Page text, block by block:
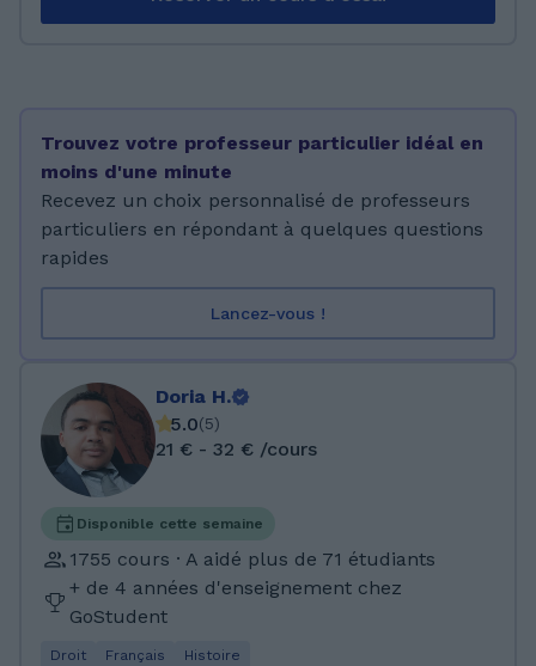
réceptionniste dans un hôtel étoilé qui
me paraît essentiel. J'ai eu la note de 16 à
l'oral et 15 à l'écrit, lors de mon baccalauréat
ES. J'ai aussi obtenu une certification Voltaire.
✅ ✍🏻 A ma plus grande surprise, j'ai été
énormément sollicitée pour préparer des
examens relatifs aux test de compétences
linguistiques en français (ici et sur une autre
des personnes voulant acquérir la nationalité
française, des étrangers, des personnes
amoureuses de la culture française... 🗺️ ETE
2026 : PREPARATION RENTREE 2027 : Je suis
disponible pour de nouveaux élèves !! 🤗🎓
FRANCAIS / PHILO 🇫🇷 📚: (niveau PRIMAIRE,
COLLEGE, LYCEE, BTS => PREPARATION
BREVET ET BAC) ANGLAIS 📒 🏴󠁧󠁢󠁥󠁮󠁧󠁿 🥞 : TOUS
NIVEAUX - préparation TOIEC / TOEFL
Trouvez votre professeur particulier idéal en
moins d'une minute
Recevez un choix personnalisé de professeurs
particuliers en répondant à quelques questions
rapides
Lancez-vous !
Doria H.
5.0(5)
21 € - 32 € /cours
Disponible cette semaine
1755 cours · A aidé plus de 71 étudiants
+ de 4 années d'enseignement chez
GoStudent
Droit Français Histoire